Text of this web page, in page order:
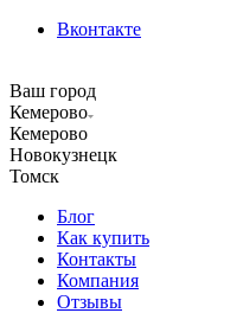
Вконтакте
Ваш город
Кемерово
Кемерово
Новокузнецк
Томск
Блог
Как купить
Контакты
Компания
Отзывы